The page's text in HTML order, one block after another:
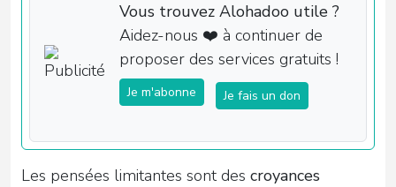
Vous trouvez Alohadoo utile ?
Aidez-nous ❤️ à continuer de
proposer des services gratuits !
Je m'abonne Je fais un don
Les pensées limitantes sont des croyances